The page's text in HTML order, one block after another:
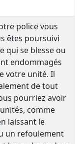
police vous
êtes poursuivi
qui se blesse ou
endommagés
votre unité. Il
de tout
pourriez avoir
comme
laissant le
un refoulement